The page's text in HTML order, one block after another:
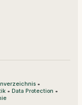
•
• Data Protection •